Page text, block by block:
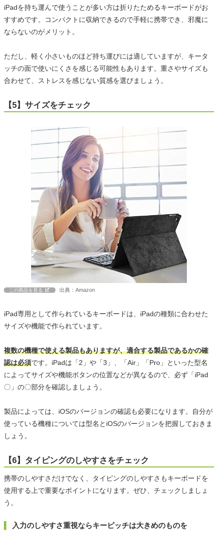
iPadを持ち運んで使うことが多い方は折りたためるキーボードがお
すすめです。コンパクトに収納できるので手軽に携帯でき、邪魔に
ならないのがメリット。
ただし、軽く小さいものほど持ち運びには適していますが、キータ
ッチの面で使いにくさを感じる可能性もあります。重さやサイズも
合わせて、ストレスを感じない質感を選びましょう。
【5】サイズをチェック
この商品を見る 出典：Amazon
iPad専用として作られているキーボードは、iPadの種類に合わせた
サイズや機能で作られています。
複数の機種で使える製品もありますが、適合する製品であるかの確
認は必須です。iPadは「2」や「3」、「Air」「Pro」といった型名
によってサイズや機能ボタンの位置などが異なるので、必ず「iPad
〇」の〇部分を確認しましょう。
製品によっては、iOSのバージョンの確認も必要になります。自分が
使っている機種については型名とiOSのバージョンを把握しておきま
しょう。
【6】タイピングのしやすさをチェック
携帯のしやすさだけでなく、タイピングのしやすさもキーボードを
使用する上で重要なポイントになります。ぜひ、チェックしましょ
う。
入力のしやすさ重視ならキーピッチは大きめのものを